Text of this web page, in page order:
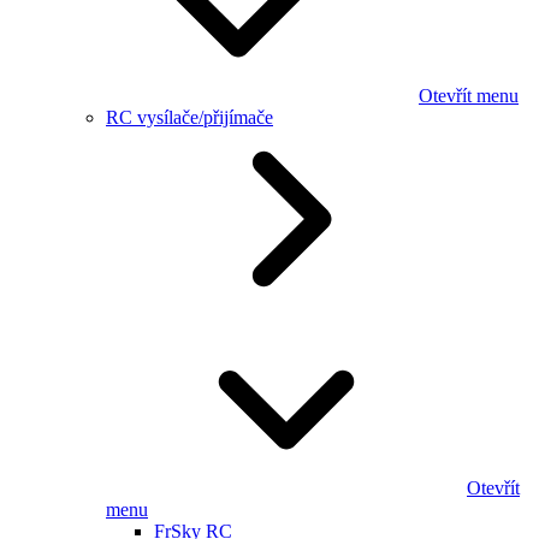
Otevřít menu
RC vysílače/přijímače
Otevřít
menu
FrSky RC